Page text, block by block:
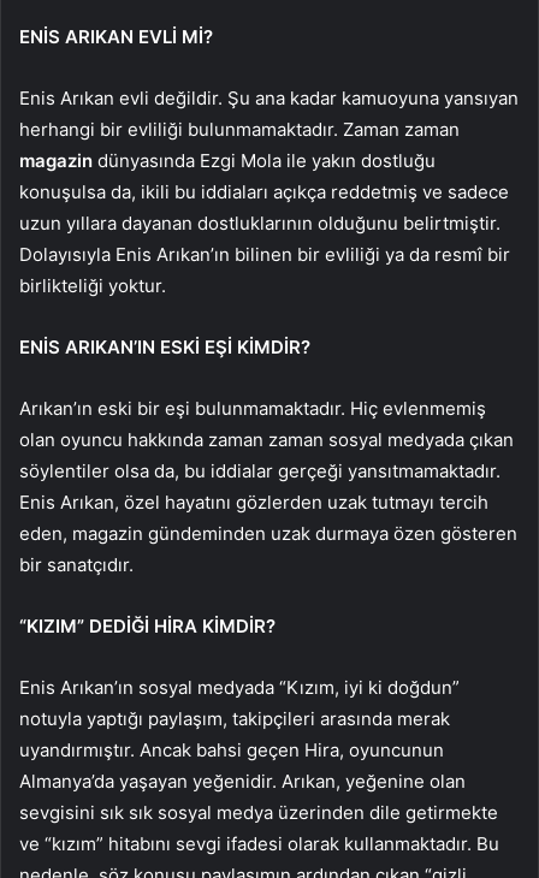
ENİS ARIKAN EVLİ Mİ?
Enis Arıkan evli değildir. Şu ana kadar kamuoyuna yansıyan
herhangi bir evliliği bulunmamaktadır. Zaman zaman
magazin dünyasında Ezgi Mola ile yakın dostluğu
konuşulsa da, ikili bu iddiaları açıkça reddetmiş ve sadece
uzun yıllara dayanan dostluklarının olduğunu belirtmiştir.
Dolayısıyla Enis Arıkan’ın bilinen bir evliliği ya da resmî bir
birlikteliği yoktur.
ENİS ARIKAN’IN ESKİ EŞİ KİMDİR?
Arıkan’ın eski bir eşi bulunmamaktadır. Hiç evlenmemiş
olan oyuncu hakkında zaman zaman sosyal medyada çıkan
söylentiler olsa da, bu iddialar gerçeği yansıtmamaktadır.
Enis Arıkan, özel hayatını gözlerden uzak tutmayı tercih
eden, magazin gündeminden uzak durmaya özen gösteren
bir sanatçıdır.
“KIZIM” DEDİĞİ HİRA KİMDİR?
Enis Arıkan’ın sosyal medyada “Kızım, iyi ki doğdun”
notuyla yaptığı paylaşım, takipçileri arasında merak
uyandırmıştır. Ancak bahsi geçen Hira, oyuncunun
Almanya’da yaşayan yeğenidir. Arıkan, yeğenine olan
sevgisini sık sık sosyal medya üzerinden dile getirmekte
ve “kızım” hitabını sevgi ifadesi olarak kullanmaktadır. Bu